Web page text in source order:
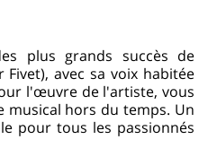
plus grands succès de
Fivet), avec sa voix habitée
l'œuvre de l'artiste, vous
musical hors du temps. Un
pour tous les passionnés